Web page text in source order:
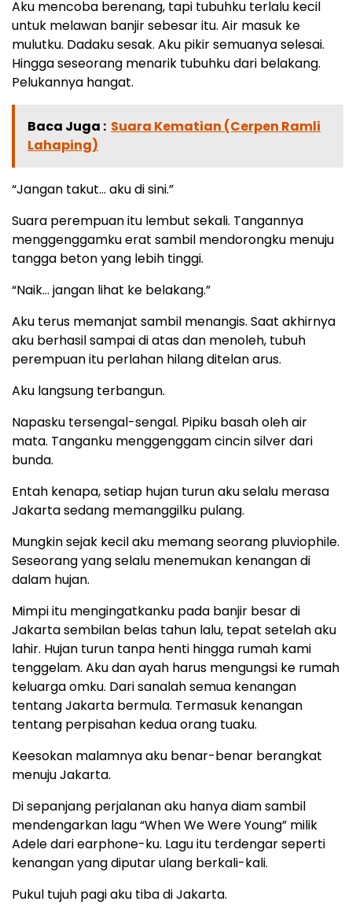
Aku mencoba berenang, tapi tubuhku terlalu kecil
untuk melawan banjir sebesar itu. Air masuk ke
mulutku. Dadaku sesak. Aku pikir semuanya selesai.
Hingga seseorang menarik tubuhku dari belakang.
Pelukannya hangat.
Baca Juga : Suara Kematian (Cerpen Ramli
Lahaping)
“Jangan takut… aku di sini.”
Suara perempuan itu lembut sekali. Tangannya
menggenggamku erat sambil mendorongku menuju
tangga beton yang lebih tinggi.
“Naik… jangan lihat ke belakang.”
Aku terus memanjat sambil menangis. Saat akhirnya
aku berhasil sampai di atas dan menoleh, tubuh
perempuan itu perlahan hilang ditelan arus.
Aku langsung terbangun.
Napasku tersengal-sengal. Pipiku basah oleh air
mata. Tanganku menggenggam cincin silver dari
bunda.
Entah kenapa, setiap hujan turun aku selalu merasa
Jakarta sedang memanggilku pulang.
Mungkin sejak kecil aku memang seorang pluviophile.
Seseorang yang selalu menemukan kenangan di
dalam hujan.
Mimpi itu mengingatkanku pada banjir besar di
Jakarta sembilan belas tahun lalu, tepat setelah aku
lahir. Hujan turun tanpa henti hingga rumah kami
tenggelam. Aku dan ayah harus mengungsi ke rumah
keluarga omku. Dari sanalah semua kenangan
tentang Jakarta bermula. Termasuk kenangan
tentang perpisahan kedua orang tuaku.
Keesokan malamnya aku benar-benar berangkat
menuju Jakarta.
Di sepanjang perjalanan aku hanya diam sambil
mendengarkan lagu “When We Were Young” milik
Adele dari earphone-ku. Lagu itu terdengar seperti
kenangan yang diputar ulang berkali-kali.
Pukul tujuh pagi aku tiba di Jakarta.